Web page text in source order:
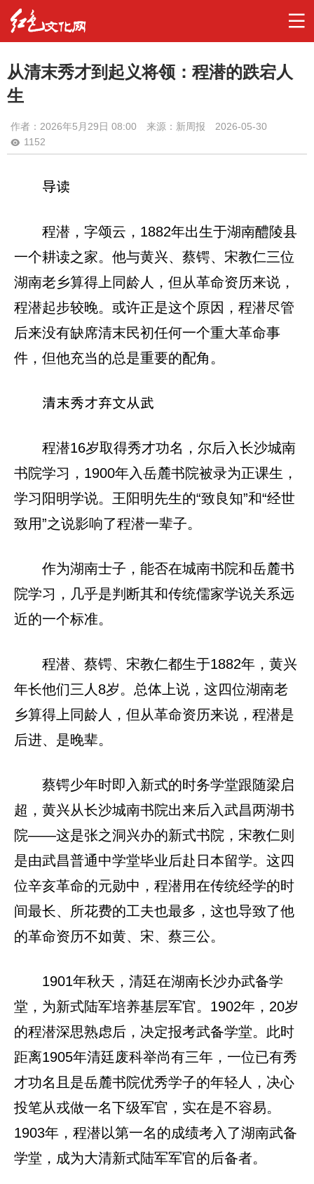
从清末秀才到起义将领：程潜的跌宕人
生
作者： 2026年5月29日 08:00 来源：新周报
2026-05-30
1152
导读
程潜，字颂云，1882年出生于湖南醴陵县
一个耕读之家。他与黄兴、蔡锷、宋教仁三位
湖南老乡算得上同龄人，但从革命资历来说，
程潜起步较晚。或许正是这个原因，程潜尽管
后来没有缺席清末民初任何一个重大革命事
件，但他充当的总是重要的配角。
清末秀才弃文从武
程潜16岁取得秀才功名，尔后入长沙城南
书院学习，1900年入岳麓书院被录为正课生，
学习阳明学说。王阳明先生的“致良知”和“经世
致用”之说影响了程潜一辈子。
作为湖南士子，能否在城南书院和岳麓书
院学习，几乎是判断其和传统儒家学说关系远
近的一个标准。
程潜、蔡锷、宋教仁都生于1882年，黄兴
年长他们三人8岁。总体上说，这四位湖南老
乡算得上同龄人，但从革命资历来说，程潜是
后进、是晚辈。
蔡锷少年时即入新式的时务学堂跟随梁启
超，黄兴从长沙城南书院出来后入武昌两湖书
院——这是张之洞兴办的新式书院，宋教仁则
是由武昌普通中学堂毕业后赴日本留学。这四
位辛亥革命的元勋中，程潜用在传统经学的时
间最长、所花费的工夫也最多，这也导致了他
的革命资历不如黄、宋、蔡三公。
1901年秋天，清廷在湖南长沙办武备学
堂，为新式陆军培养基层军官。1902年，20岁
的程潜深思熟虑后，决定报考武备学堂。此时
距离1905年清廷废科举尚有三年，一位已有秀
才功名且是岳麓书院优秀学子的年轻人，决心
投笔从戎做一名下级军官，实在是不容易。
1903年，程潜以第一名的成绩考入了湖南武备
学堂，成为大清新式陆军军官的后备者。